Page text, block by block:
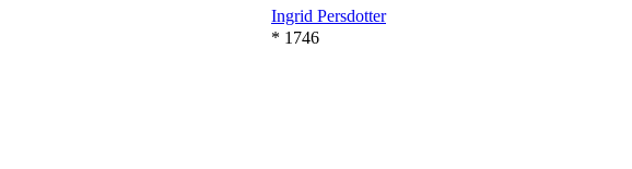
Ingrid Persdotter
* 1746